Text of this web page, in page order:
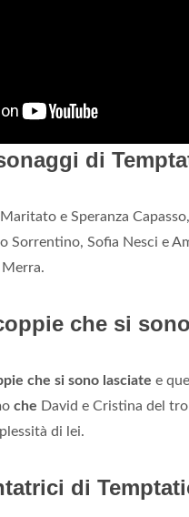
di
e Speranza
Sorrentino, Sofia Nesci e
Merra.
che si
che si sono lasciate e
che David e Cristina del
di lei.
di